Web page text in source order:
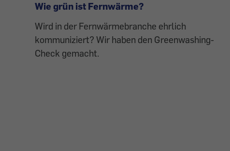
Wie grün ist Fernwärme?
Wird in der Fernwärmebranche ehrlich
kommuniziert? Wir haben den Greenwashing-
Check gemacht.